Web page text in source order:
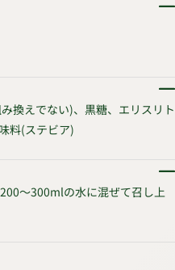
換えでない)、黒糖、エリスリト
料(ステビア)
～300mlの水に混ぜて召し上